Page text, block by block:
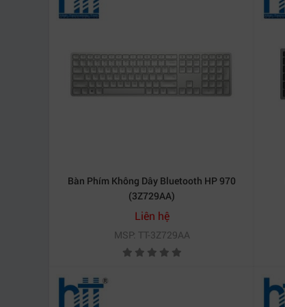
Bàn Phím Không Dây Bluetooth HP 970
(3Z729AA)
Liên hệ
MSP: TT-3Z729AA